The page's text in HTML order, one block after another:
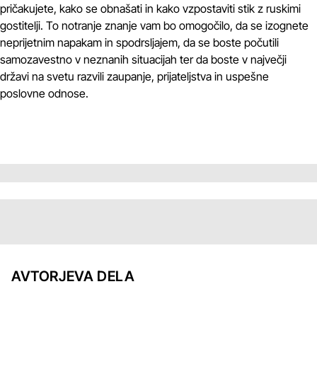
pričakujete, kako se obnašati in kako vzpostaviti stik z ruskimi
gostitelji. To notranje znanje vam bo omogočilo, da se izognete
neprijetnim napakam in spodrsljajem, da se boste počutili
samozavestno v neznanih situacijah ter da boste v največji
državi na svetu razvili zaupanje, prijateljstva in uspešne
poslovne odnose.
AVTORJEVA DELA